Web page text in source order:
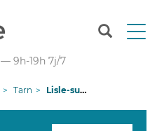
T
n
— 9h-19h 7j/7
Tarn Lisle-sur-Tarn